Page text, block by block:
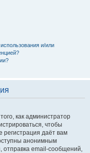
и/или
как администратор
чтобы
даёт вам
анонимным
отправка email-сообщений,